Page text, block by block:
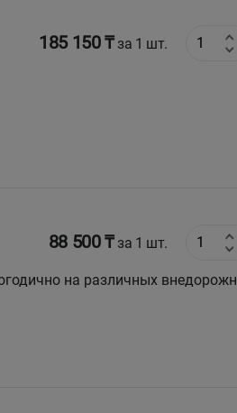
185 150 ₸за 1 шт.
88 500 ₸за 1 шт.
на различных